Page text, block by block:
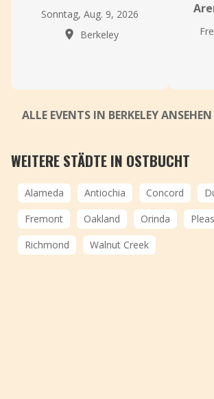
Sonntag, Aug. 9, 2026
Berkeley
ALLE EVENTS IN BERKELEY ANSEHEN
WEITERE STÄDTE IN OSTBUCHT
Alameda Antiochia Concord
Fremont
Oakland Orinda
Richmond
Walnut Creek